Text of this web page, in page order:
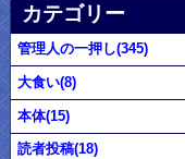
カテゴリー
管理人の一押し(345)
大食い(8)
本体(15)
読者投稿(18)